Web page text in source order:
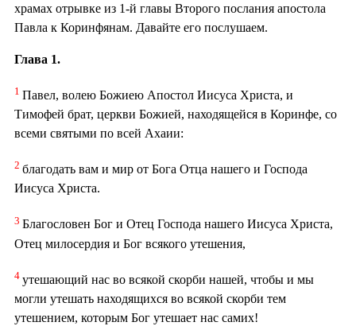
храмах отрывке из 1-й главы Второго послания апостола
Павла к Коринфянам. Давайте его послушаем.
Глава 1.
1 Павел, волею Божиею Апостол Иисуса Христа, и
Тимофей брат, церкви Божией, находящейся в Коринфе, со
всеми святыми по всей Ахаии:
2 благодать вам и мир от Бога Отца нашего и Господа
Иисуса Христа.
3 Благословен Бог и Отец Господа нашего Иисуса Христа,
Отец милосердия и Бог всякого утешения,
4 утешающий нас во всякой скорби нашей, чтобы и мы
могли утешать находящихся во всякой скорби тем
утешением, которым Бог утешает нас самих!